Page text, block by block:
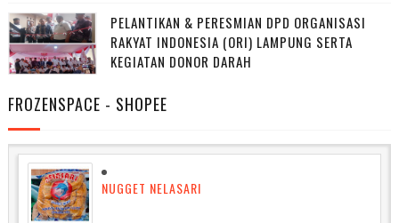
PELANTIKAN & PERESMIAN DPD ORGANISASI
RAKYAT INDONESIA (ORI) LAMPUNG SERTA
KEGIATAN DONOR DARAH
FROZENSPACE - SHOPEE
NUGGET NELASARI